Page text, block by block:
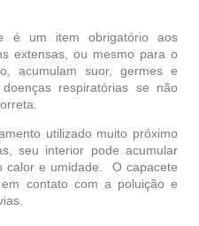
é um item obrigatório aos
extensas, ou mesmo para o
acumulam suor, germes e
respiratórias se não
utilizado muito próximo
seu interior pode acumular
calor e umidade. O capacete
contato com a poluição e